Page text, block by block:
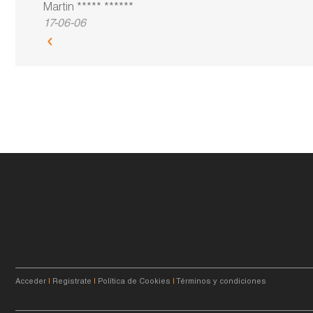
Martin ***** ******
17-06-06
Acceder Registrate Política de Cookies Términos y condiciones